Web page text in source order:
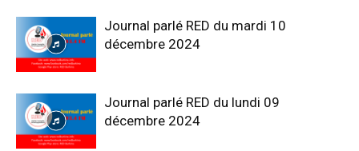
Journal parlé RED du mardi 10
décembre 2024
Journal parlé RED du lundi 09
décembre 2024